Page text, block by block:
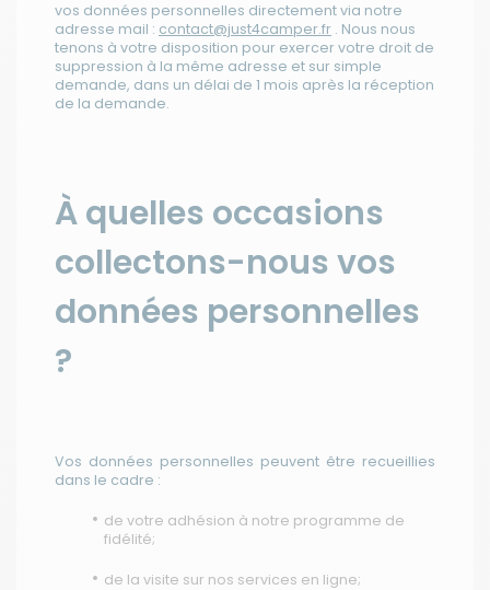
vos données personnelles directement via notre
adresse mail : contact@just4camper.fr . Nous nous
tenons à votre disposition pour exercer votre droit de
suppression à la même adresse et sur simple
demande, dans un délai de 1 mois après la réception
de la demande.
À quelles occasions
collectons-nous vos
données personnelles
?
Vos données personnelles peuvent être recueillies
dans le cadre :
de votre adhésion à notre programme de
fidélité;
de la visite sur nos services en ligne;